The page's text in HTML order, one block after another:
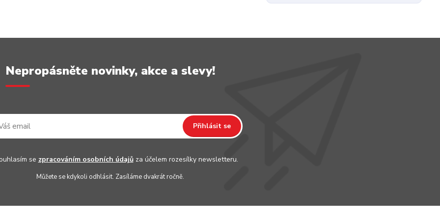
Nepropásněte novinky, akce a slevy!
Přihlásit se
se zpracováním osobních údajůza účelem rozesílky newsletteru.
Můžete se kdykoli odhlásit. Zasíláme dvakrát ročně.